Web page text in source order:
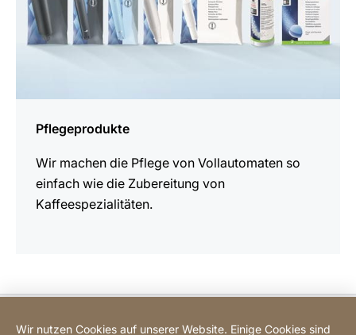
Pflegeprodukte
Wir machen die Pflege von Vollautomaten so
einfach wie die Zubereitung von
Kaffeespezialitäten.
Wir nutzen Cookies auf unserer Website. Einige Cookies sind